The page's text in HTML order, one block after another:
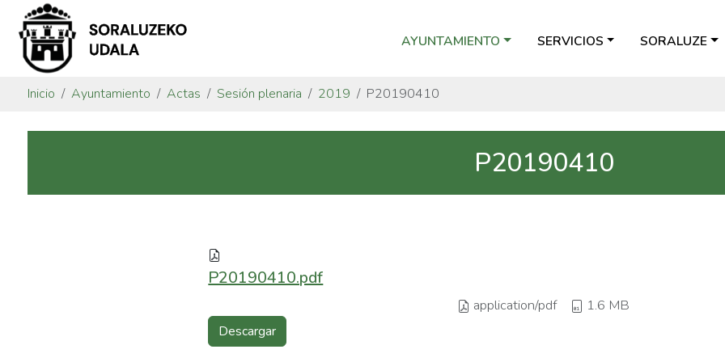
AYUNTAMIENTO SERVICIOS SORALUZE
Inicio Ayuntamiento Actas Sesión plenaria 2019 P20190410
P20190410
P20190410.pdf
application/pdf 1.6 MB
Descargar